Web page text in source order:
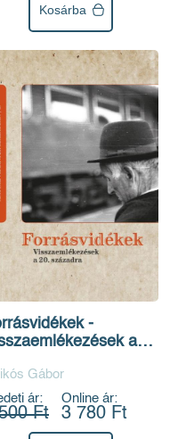
Kosárba
-
a
Gábor
ár:
Ft
Online ár:
3 780 Ft